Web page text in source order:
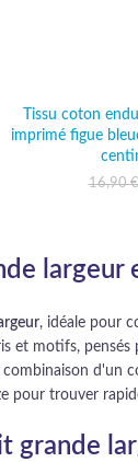
Tissu coton
imprimé figue
16,90€
largeur
, idéale pour
et motifs,
pour trouver
grande